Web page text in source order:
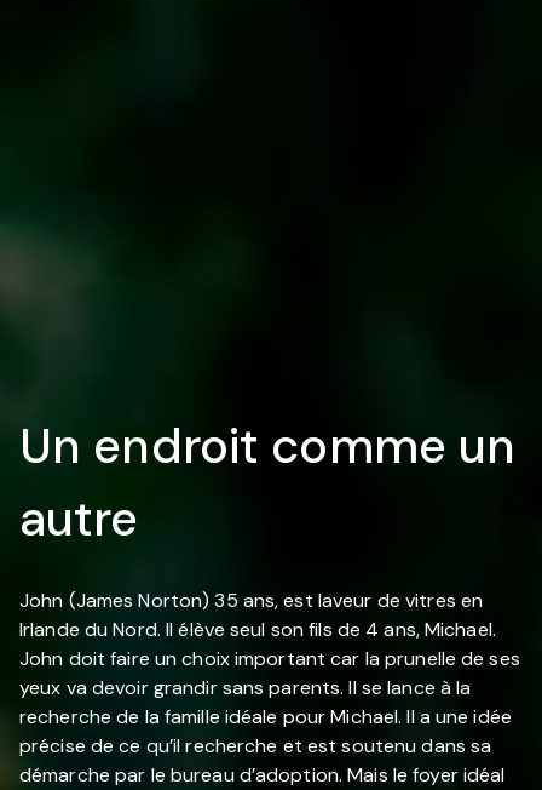
Un endroit comme un
autre
John (James Norton) 35 ans, est laveur de vitres en
Irlande du Nord. Il élève seul son fils de 4 ans, Michael.
John doit faire un choix important car la prunelle de ses
yeux va devoir grandir sans parents. Il se lance à la
recherche de la famille idéale pour Michael. Il a une idée
précise de ce qu’il recherche et est soutenu dans sa
démarche par le bureau d’adoption. Mais le foyer idéal